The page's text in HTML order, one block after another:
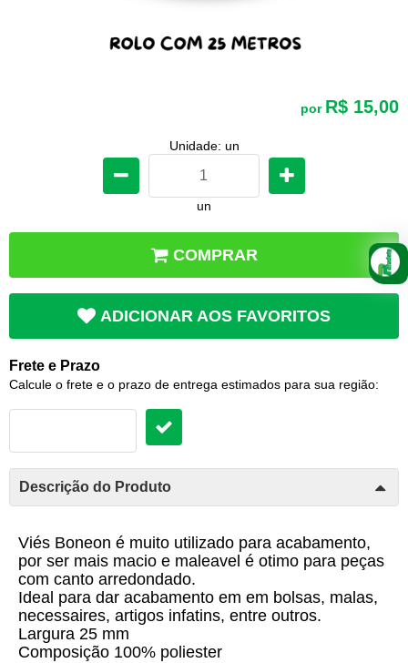
por R$ 15,00
Unidade: un
un
COMPRAR
ADICIONAR AOS FAVORITOS
Frete e Prazo
Calcule o frete e o prazo de entrega estimados para sua região:
Descrição do Produto
Viés Boneon é muito utilizado para acabamento,
por ser mais macio e maleavel é otimo para peças
com canto arredondado.
Ideal para dar acabamento em em bolsas, malas,
necessaires, artigos infatins, entre outros.
Largura 25 mm
Composição 100% poliester